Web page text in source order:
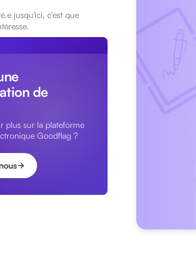
jusqu'ici, c'est que
de
plus sur la plateforme
Goodflag ?